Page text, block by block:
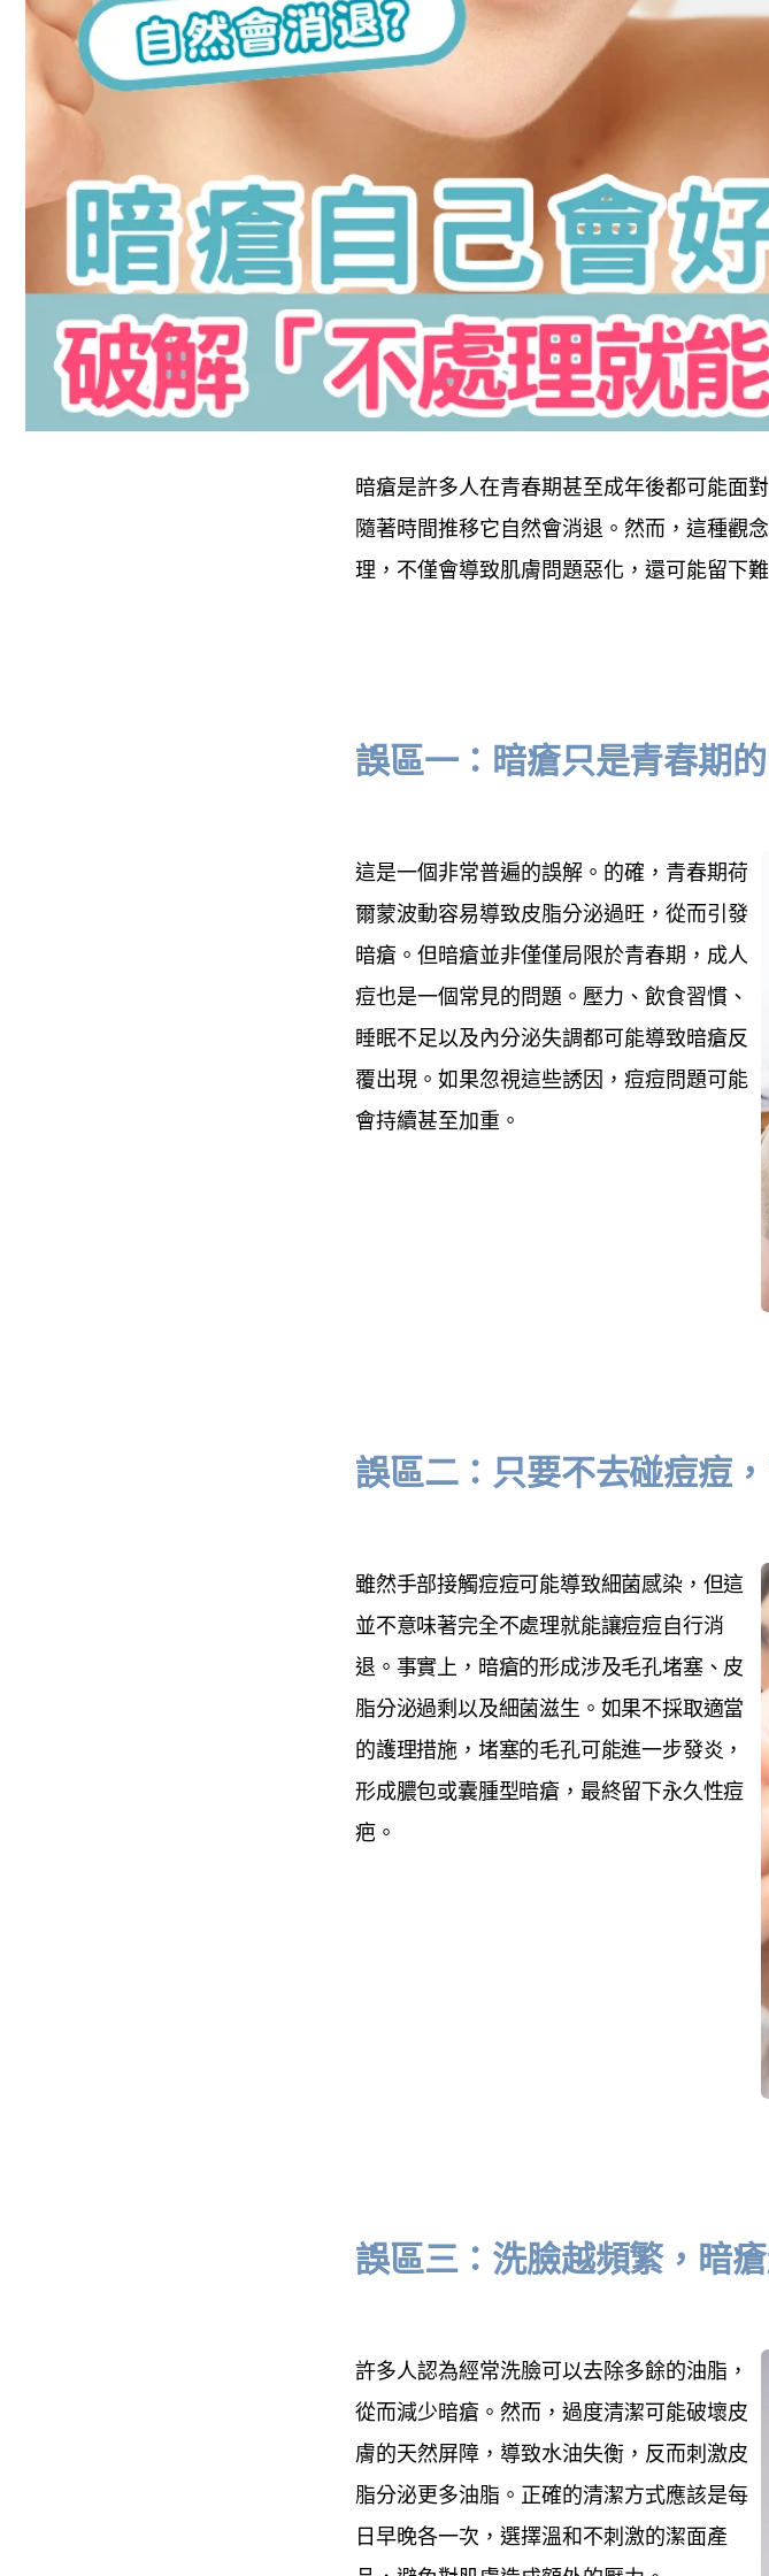
暗瘡是許多人在青春期甚至成年後都可能面
隨著時間推移它自然會消退。然而，這種觀
理，不僅會導致肌膚問題惡化，還可能留下
誤區一：暗瘡只是青春期
這是一個非常普遍的誤解。的確，青春期荷
爾蒙波動容易導致皮脂分泌過旺，從而引發
暗瘡。但暗瘡並非僅僅局限於青春期，成人
痘也是一個常見的問題。壓力、飲食習慣、
睡眠不足以及內分泌失調都可能導致暗瘡反
覆出現。如果忽視這些誘因，痘痘問題可能
會持續甚至加重。
誤區二：只要不去碰痘痘
雖然手部接觸痘痘可能導致細菌感染，但這
並不意味著完全不處理就能讓痘痘自行消
退。事實上，暗瘡的形成涉及毛孔堵塞、皮
脂分泌過剩以及細菌滋生。如果不採取適當
的護理措施，堵塞的毛孔可能進一步發炎，
形成膿包或囊腫型暗瘡，最終留下永久性痘
疤。
誤區三：洗臉越頻繁，暗
許多人認為經常洗臉可以去除多餘的油脂，
從而減少暗瘡。然而，過度清潔可能破壞皮
膚的天然屏障，導致水油失衡，反而刺激皮
脂分泌更多油脂。正確的清潔方式應該是每
日早晚各一次，選擇溫和不刺激的潔面產